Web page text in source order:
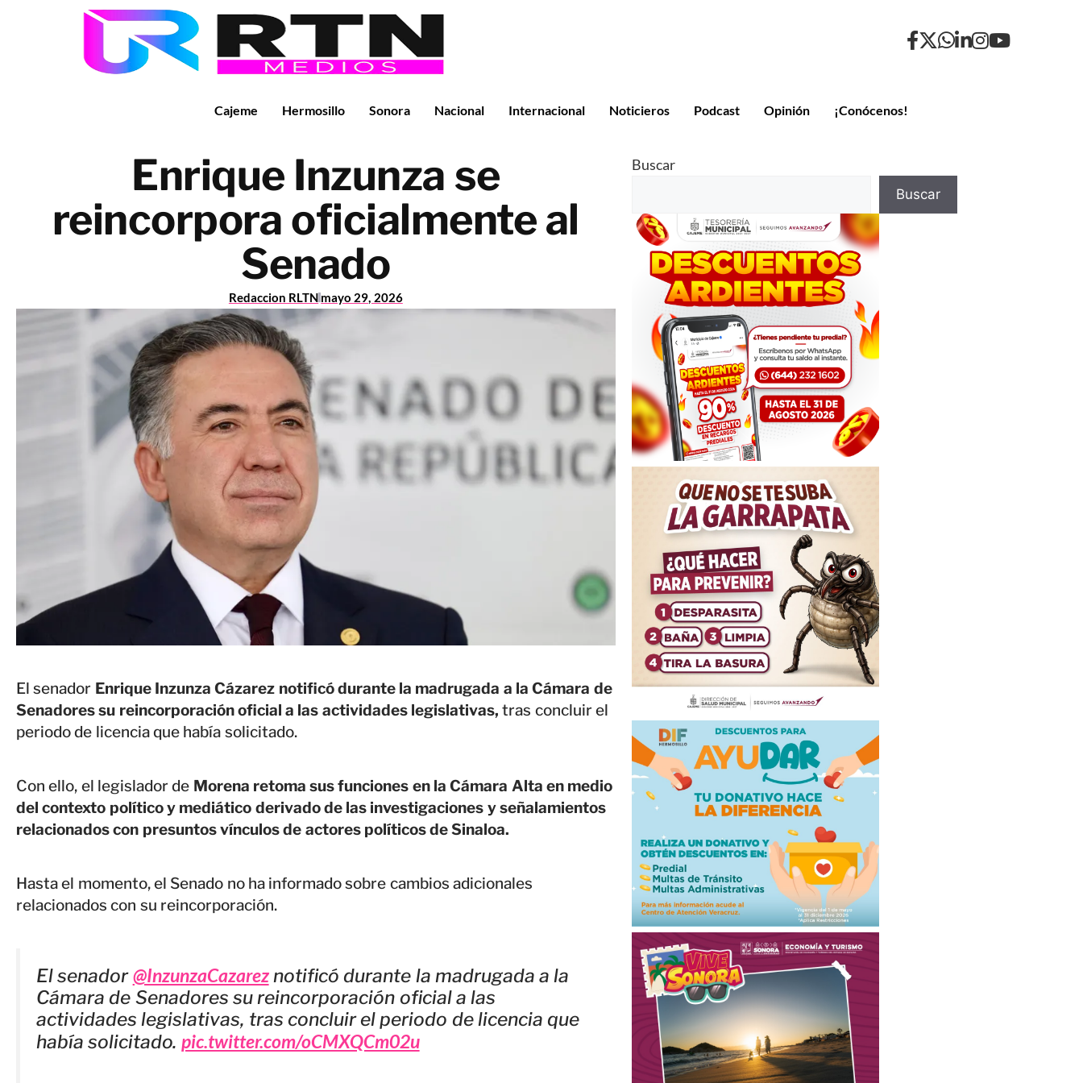
Cajeme Hermosillo Sonora Nacional Internacional Noticieros Podcast Opinión ¡Conócenos!
Enrique Inzunza se
reincorpora oficialmente al
Senado
Redaccion RLTN mayo 29, 2026
El senador Enrique Inzunza Cázarez notificó durante la madrugada a la Cámara de
Senadores su reincorporación oficial a las actividades legislativas,tras concluir el
periodo de licencia que había solicitado.
Con ello, el legislador de Morena retoma sus funciones en la Cámara Alta en medio
del contexto político y mediático derivado de las investigaciones y señalamientos
relacionados con presuntos vínculos de actores políticos de Sinaloa.
Hasta el momento, el Senado no ha informado sobre cambios adicionales
relacionados con su reincorporación.
El senador@InzunzaCazareznotificó durante la madrugada a la
Cámara de Senadores su reincorporación oficial a las
actividades legislativas, tras concluir el periodo de licencia que
había solicitado. pic.twitter.com/oCMXQCm02u
Buscar
Buscar